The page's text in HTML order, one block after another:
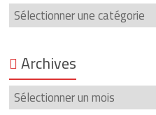
Catégories
Archives
Archives